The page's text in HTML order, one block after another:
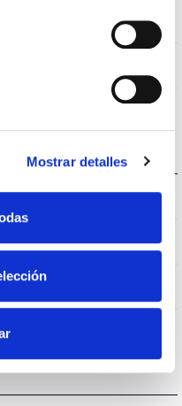
Mostrar detalles
IK09
IP66